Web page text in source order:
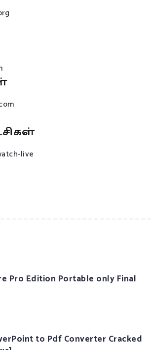
live
Pro Edition Portable only Final
to Pdf Converter Cracked